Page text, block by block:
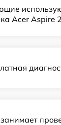
Acer Aspire